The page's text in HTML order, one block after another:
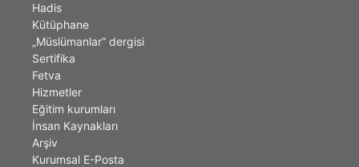
Hadis
Kütüphane
„Müslümanlar” dergisi
Sertifika
Fetva
Hizmetler
Eğitim kurumları
İnsan Kaynakları
Arşiv
Kurumsal E-Posta